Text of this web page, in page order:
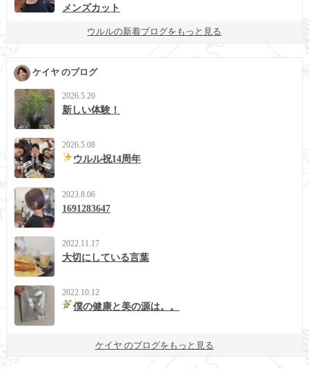
メンズカット
ウルルの新着ブログをもっと見る
ケイヤ のブログ
2026.5.20
新しい体験！
2026.5.08
ウルル祝14周年
2023.8.06
1691283647
2022.11.17
大切にしている言葉
2022.10.12
僕の健康と美の源は。。
ケイヤ のブログをもっと見る